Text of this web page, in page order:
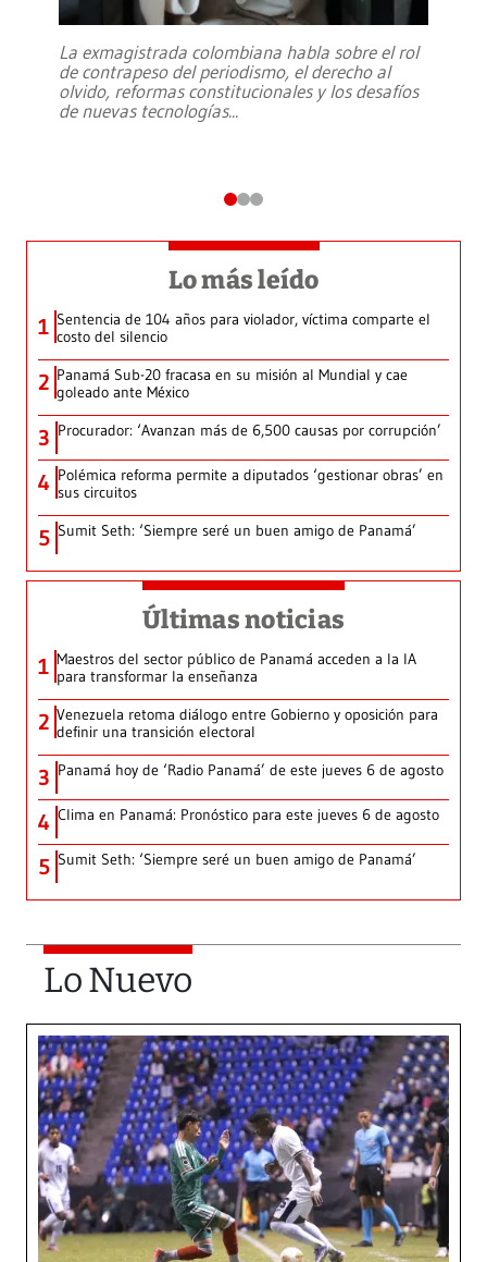
La exmagistrada colombiana habla sobre el rol
de contrapeso del periodismo, el derecho al
olvido, reformas constitucionales y los desafíos
de nuevas tecnologías...
Lo más leído
1 Sentencia de 104 años para violador, víctima comparte el
costo del silencio
2 Panamá Sub-20 fracasa en su misión al Mundial y cae
goleado ante México
3 Procurador: ‘Avanzan más de 6,500 causas por corrupción’
4 Polémica reforma permite a diputados ‘gestionar obras’ en
sus circuitos
5 Sumit Seth: ‘Siempre seré un buen amigo de Panamá’
Últimas noticias
1 Maestros del sector público de Panamá acceden a la IA
para transformar la enseñanza
2 Venezuela retoma diálogo entre Gobierno y oposición para
definir una transición electoral
3 Panamá hoy de ‘Radio Panamá’ de este jueves 6 de agosto
4 Clima en Panamá: Pronóstico para este jueves 6 de agosto
5 Sumit Seth: ‘Siempre seré un buen amigo de Panamá’
Lo Nuevo